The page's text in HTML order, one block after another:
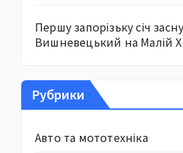
Першу запорізьку січ
Вишневецький на Малій
Рубрики
Авто та мототехніка